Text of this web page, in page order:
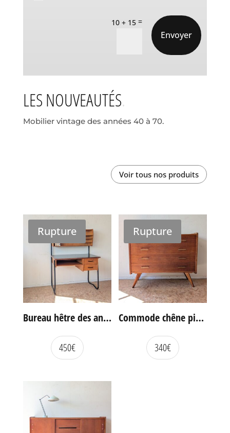
10 + 15 =
Envoyer
LES NOUVEAUTÉS
Mobilier vintage des années 40 à 70.
Voir tous nos produits
Rupture
Bureau hêtre des années 60
450€
Rupture
Commode chêne pieds compas vintage
340€